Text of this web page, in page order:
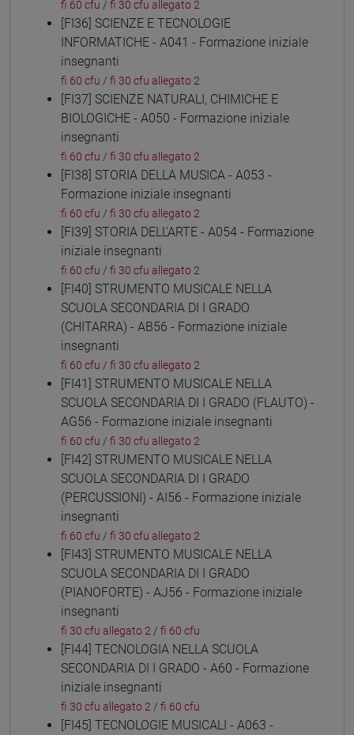
fi 60 cfu / fi 30 cfu allegato 2
[FI36] SCIENZE E TECNOLOGIE
INFORMATICHE - A041 - Formazione iniziale
insegnanti
fi 60 cfu / fi 30 cfu allegato 2
[FI37] SCIENZE NATURALI, CHIMICHE E
BIOLOGICHE - A050 - Formazione iniziale
insegnanti
fi 60 cfu / fi 30 cfu allegato 2
[FI38] STORIA DELLA MUSICA - A053 -
Formazione iniziale insegnanti
fi 60 cfu / fi 30 cfu allegato 2
[FI39] STORIA DELL'ARTE - A054 - Formazione
iniziale insegnanti
fi 60 cfu / fi 30 cfu allegato 2
[FI40] STRUMENTO MUSICALE NELLA
SCUOLA SECONDARIA DI I GRADO
(CHITARRA) - AB56 - Formazione iniziale
insegnanti
fi 60 cfu / fi 30 cfu allegato 2
[FI41] STRUMENTO MUSICALE NELLA
SCUOLA SECONDARIA DI I GRADO (FLAUTO) -
AG56 - Formazione iniziale insegnanti
fi 60 cfu / fi 30 cfu allegato 2
[FI42] STRUMENTO MUSICALE NELLA
SCUOLA SECONDARIA DI I GRADO
(PERCUSSIONI) - AI56 - Formazione iniziale
insegnanti
fi 60 cfu / fi 30 cfu allegato 2
[FI43] STRUMENTO MUSICALE NELLA
SCUOLA SECONDARIA DI I GRADO
(PIANOFORTE) - AJ56 - Formazione iniziale
insegnanti
fi 30 cfu allegato 2 / fi 60 cfu
[FI44] TECNOLOGIA NELLA SCUOLA
SECONDARIA DI I GRADO - A60 - Formazione
iniziale insegnanti
fi 30 cfu allegato 2 / fi 60 cfu
[FI45] TECNOLOGIE MUSICALI - A063 -